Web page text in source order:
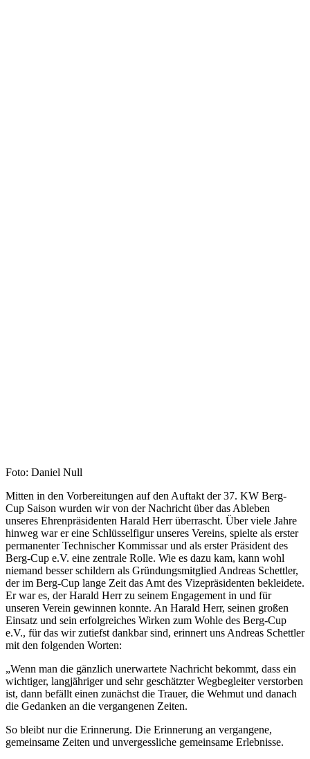
Foto: Daniel Null
Mitten in den Vorbereitungen auf den Auftakt der 37. KW Berg-
Cup Saison wurden wir von der Nachricht über das Ableben
unseres Ehrenpräsidenten Harald Herr überrascht. Über viele Jahre
hinweg war er eine Schlüsselfigur unseres Vereins, spielte als erster
permanenter Technischer Kommissar und als erster Präsident des
Berg-Cup e.V. eine zentrale Rolle. Wie es dazu kam, kann wohl
niemand besser schildern als Gründungsmitglied Andreas Schettler,
der im Berg-Cup lange Zeit das Amt des Vizepräsidenten bekleidete.
Er war es, der Harald Herr zu seinem Engagement in und für
unseren Verein gewinnen konnte. An Harald Herr, seinen großen
Einsatz und sein erfolgreiches Wirken zum Wohle des Berg-Cup
e.V., für das wir zutiefst dankbar sind, erinnert uns Andreas Schettler
mit den folgenden Worten:
„Wenn man die gänzlich unerwartete Nachricht bekommt, dass ein
wichtiger, langjähriger und sehr geschätzter Wegbegleiter verstorben
ist, dann befällt einen zunächst die Trauer, die Wehmut und danach
die Gedanken an die vergangenen Zeiten.
So bleibt nur die Erinnerung. Die Erinnerung an vergangene,
gemeinsame Zeiten und unvergessliche gemeinsame Erlebnisse.